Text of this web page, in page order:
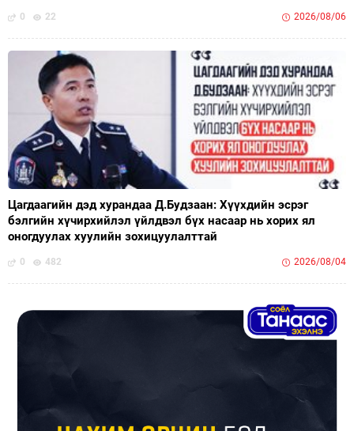
0 22 2026/08/06
Цагдаагийн дэд хурандаа Д.Будзаан: Хүүхдийн эсрэг
бэлгийн хүчирхийлэл үйлдвэл бүх насаар нь хорих ял
оногдуулах хуулийн зохицуулалттай
0 482 2026/08/04